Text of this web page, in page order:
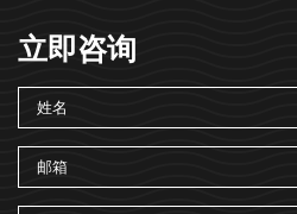
立即咨询